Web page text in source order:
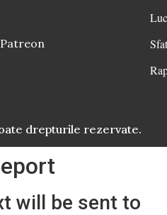
drepturile rezervate.
will be sent to